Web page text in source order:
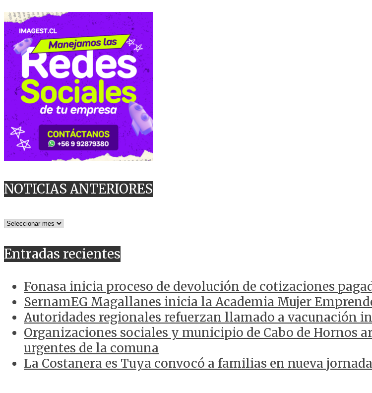
NOTICIAS ANTERIORES
NOTICIAS
Entradas recientes
Fonasa inicia proceso de devolución de cotizaciones
SernamEG Magallanes inicia la Academia Mujer
Autoridades regionales refuerzan llamado a vacunación
Organizaciones sociales y municipio de Cabo de Hornos
urgentes de la comuna
La Costanera es Tuya convocó a familias en nueva